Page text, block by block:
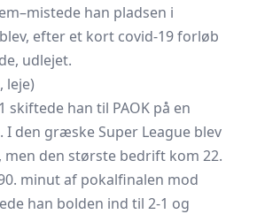
han pladsen i
efter et kort covid-19 forløb
udlejet.
leje)
skiftede han til PAOK på en
I den græske Super League blev
den største bedrift kom 22.
minut af pokalfinalen mod
han bolden ind til 2-1 og